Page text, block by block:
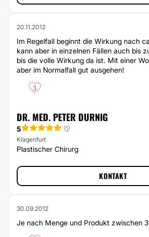
20.11.2012
Im Regelfall beginnt die Wirkung nach
kann aber in einzelnen Fällen auch bis
bis die volle Wirkung da ist. Mit einer
aber im Normalfall gut ausgehen!
3
DR. MED. PETER DURNIG
5 (1)
Klagenfurt
Plastischer Chirurg
KONTAKT
30.09.2012
Je nach Menge und Produkt zwischen